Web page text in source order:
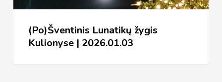
(Po)Šventinis Lunatikų žygis
Kulionyse | 2026.01.03